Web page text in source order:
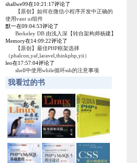
shallwe99在10:21:17评论了
【原创】如何在微信小程序开发中正确的
使用vant ui组件
默一在09:04:53评论了
Berkeley DB 由浅入深【转自架构师杨建】
Memory在14:09:22评论了
【原创】最佳PHP框架选择
（phalcon,yaf,laravel,thinkphp,yii）
leo在17:57:04评论了
shell中使用while循环ssh的注意事项
我看过的书